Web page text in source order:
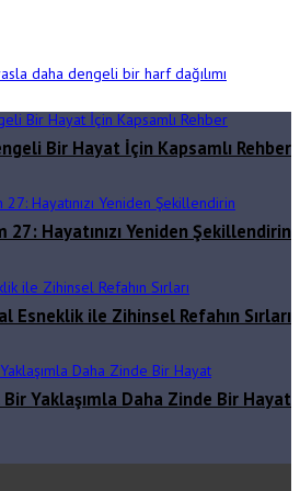
daha dengeli bir harf dağılımı
Bir Hayat İçin Kapsamlı Rehber
27: Hayatınızı Yeniden Şekillendirin
Esneklik ile Zihinsel Refahın Sırları
Yaklaşımla Daha Zinde Bir Hayat